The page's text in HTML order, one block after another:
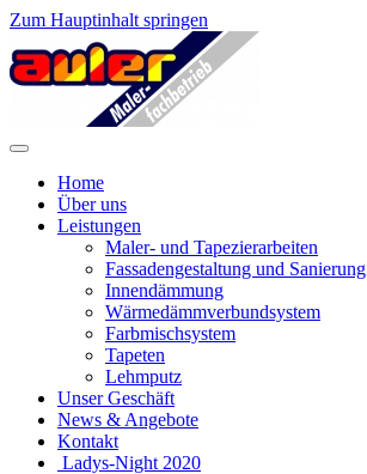
Zum Hauptinhalt springen
Home
Über uns
Leistungen
Maler- und Tapezierarbeiten
Fassadengestaltung und Sanierung
Innendämmung
Wärmedämmverbundsystem
Farbmischsystem
Tapeten
Lehmputz
Unser Geschäft
News & Angebote
Kontakt
Ladys-Night 2020